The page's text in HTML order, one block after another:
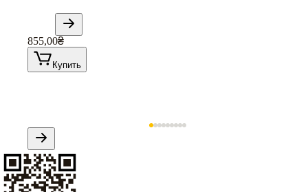
855,00₴
Купить